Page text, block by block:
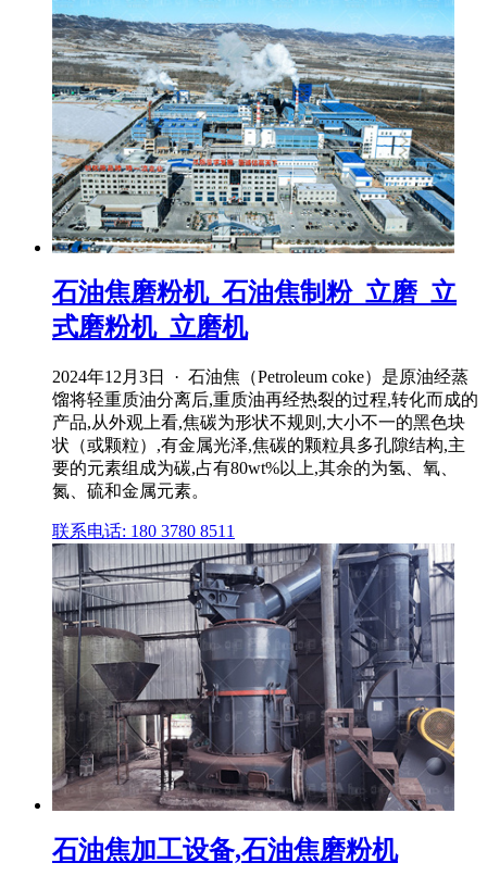
石油焦磨粉机_石油焦制粉_立磨_立
式磨粉机_立磨机
2024年12月3日 · 石油焦（Petroleum coke）是原油经蒸
馏将轻重质油分离后,重质油再经热裂的过程,转化而成的
产品,从外观上看,焦碳为形状不规则,大小不一的黑色块
状（或颗粒）,有金属光泽,焦碳的颗粒具多孔隙结构,主
要的元素组成为碳,占有80wt%以上,其余的为氢、氧、
氮、硫和金属元素。
联系电话: 180 3780 8511
石油焦加工设备,石油焦磨粉机